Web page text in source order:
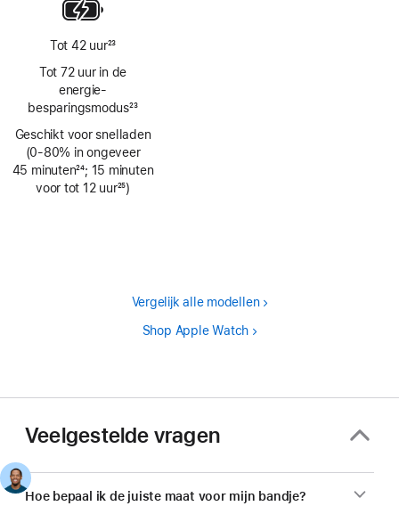
Tot 42 uur23
Tot 72 uur in de
energie­
besparingsmodus23
Geschikt voor snelladen
(0‑80% in ongeveer
45 minuten
Voetnoot
24; 15 minuten
voor tot 12 uur25)
Vergelijk alle modellen
Shop Apple Watch
Veelgestelde vragen
Hoe bepaal ik de juiste maat voor mijn bandje?